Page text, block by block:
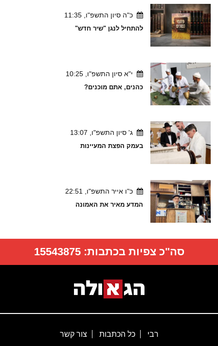
כ"ה סיון התשפ"ו, 11:35
להתחיל לנגן "שיר חדש"
י"א סיון התשפ"ו, 10:25
כהנים, אתם מוכנים?
ג' סיון התשפ"ו, 13:07
בעמק הפצת המעיינות
כ"ו אייר התשפ"ו, 22:51
המדע מאיר את האמונה
סה"כ צפיות בכתבות:15543875
רבי כל הכתבות צור קשר